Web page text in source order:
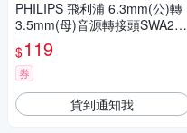
PHILIPS 飛利浦 6.3mm(公)轉
3.5mm(母)音源轉接頭SWA255
0W/10
$119
券
貨到通知我